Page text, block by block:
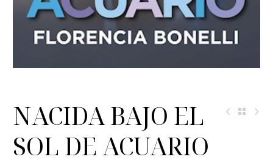
NACIDA BAJO EL
SOL DE ACUARIO